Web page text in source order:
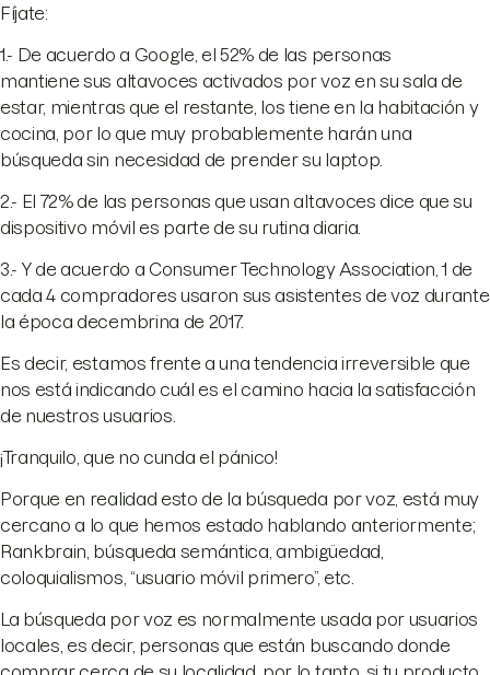
Fíjate:
1.- De acuerdo a Google, el 52% de las personas
mantiene sus altavoces activados por voz en su sala de
estar, mientras que el restante, los tiene en la habitación y
cocina, por lo que muy probablemente harán una
búsqueda sin necesidad de prender su laptop.
2.- El 72% de las personas que usan altavoces dice que su
dispositivo móvil es parte de su rutina diaria.
3.- Y de acuerdo a Consumer Technology Association, 1 de
cada 4 compradores usaron sus asistentes de voz durante
la época decembrina de 2017.
Es decir, estamos frente a una tendencia irreversible que
nos está indicando cuál es el camino hacia la satisfacción
de nuestros usuarios.
¡Tranquilo, que no cunda el pánico!
Porque en realidad esto de la búsqueda por voz, está muy
cercano a lo que hemos estado hablando anteriormente;
Rankbrain, búsqueda semántica, ambigüedad,
coloquialismos, “usuario móvil primero”, etc.
La búsqueda por voz es normalmente usada por usuarios
locales, es decir, personas que están buscando donde